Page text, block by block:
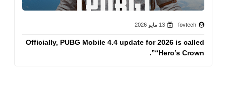
fovtech 13 مايو 2026
Officially, PUBG Mobile 4.4 update for 2026 is called
“Hero’s Crown”.